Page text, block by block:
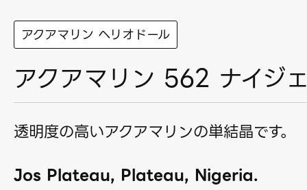
アクアマリン ヘリオドール
アクアマリン 562 ナイジ
透明度の高いアクアマリンの単結晶です。
Jos Plateau, Plateau, Nigeria.